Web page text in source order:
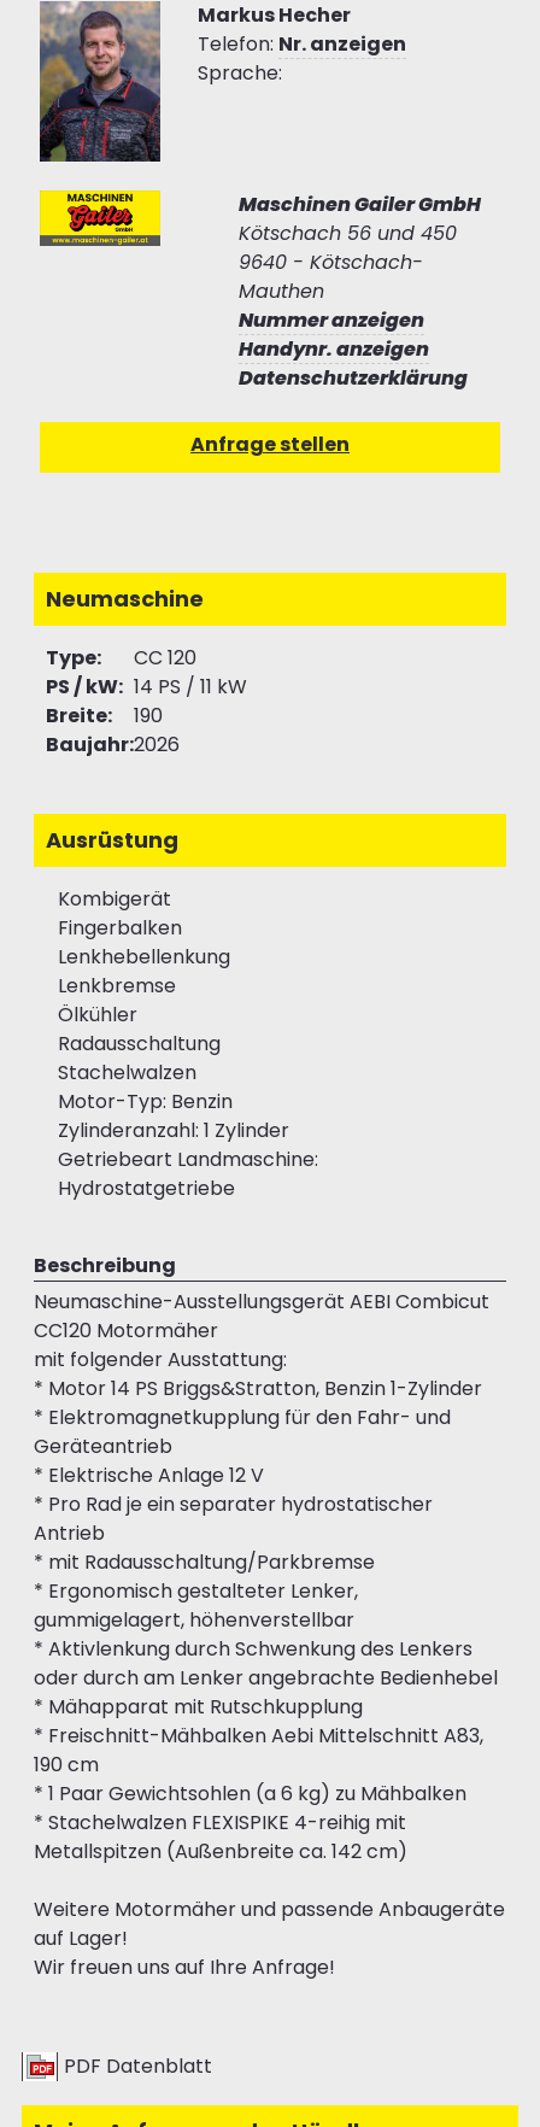
Markus Hecher
Telefon: Nr. anzeigen
Sprache:
Maschinen Gailer GmbH
Kötschach 56 und 450
9640 - Kötschach-
Mauthen
Nummer anzeigen
Handynr. anzeigen
Datenschutzerklärung
Neumaschine
Type:
CC 120
PS / kW: 14 PS / 11 kW
Breite:
190
Baujahr:2026
Ausrüstung
Kombigerät
Fingerbalken
Lenkhebellenkung
Lenkbremse
Ölkühler
Radausschaltung
Stachelwalzen
Motor-Typ: Benzin
Zylinderanzahl: 1 Zylinder
Getriebeart Landmaschine:
Hydrostatgetriebe
Beschreibung
Neumaschine-Ausstellungsgerät AEBI Combicut
CC120 Motormäher
mit folgender Ausstattung:
* Motor 14 PS Briggs&Stratton, Benzin 1-Zylinder
* Elektromagnetkupplung für den Fahr- und
Geräteantrieb
* Elektrische Anlage 12 V
* Pro Rad je ein separater hydrostatischer
Antrieb
* mit Radausschaltung/Parkbremse
* Ergonomisch gestalteter Lenker,
gummigelagert, höhenverstellbar
* Aktivlenkung durch Schwenkung des Lenkers
oder durch am Lenker angebrachte Bedienhebel
* Mähapparat mit Rutschkupplung
* Freischnitt-Mähbalken Aebi Mittelschnitt A83,
190 cm
* 1 Paar Gewichtsohlen (a 6 kg) zu Mähbalken
* Stachelwalzen FLEXISPIKE 4-reihig mit
Metallspitzen (Außenbreite ca. 142 cm)
Weitere Motormäher und passende Anbaugeräte
auf Lager!
Wir freuen uns auf Ihre Anfrage!
PDF Datenblatt